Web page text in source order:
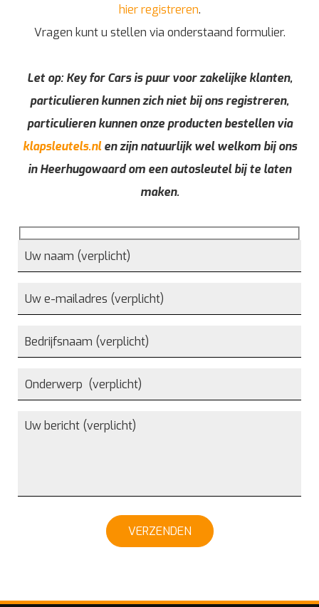
hier registreren.
Vragen kunt u stellen via onderstaand formulier.
Let op: Key for Cars is puur voor zakelijke klanten,
particulieren kunnen zich niet bij ons registreren,
particulieren kunnen onze producten bestellen via
klapsleutels.nlen zijn natuurlijk wel welkom bij ons
in Heerhugowaard om een autosleutel bij te laten
maken.
VERZENDEN